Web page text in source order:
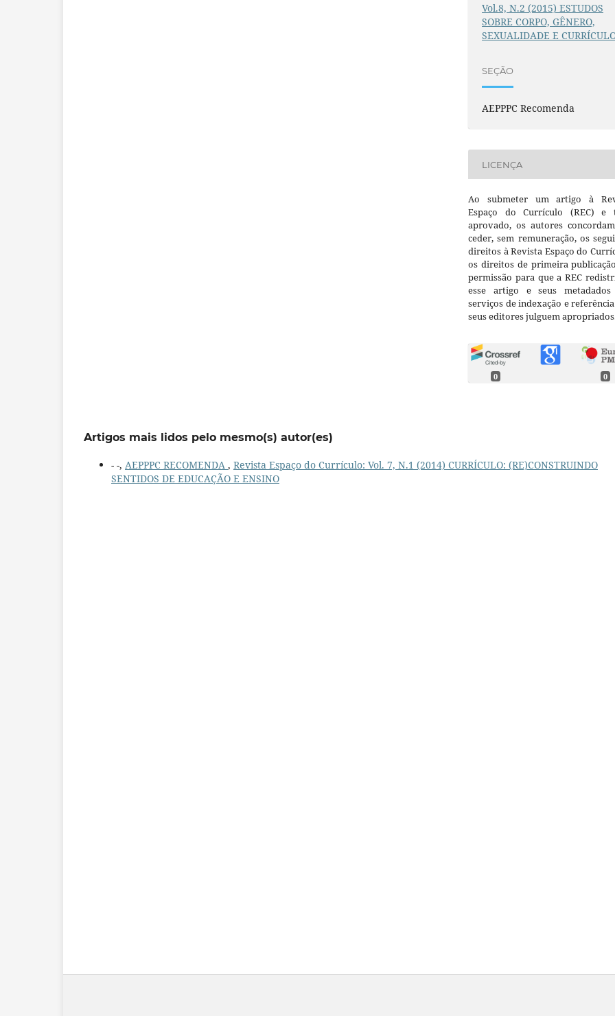
Vol.8, N.2 (2015) ESTUDOS
SOBRE CORPO, GÊNERO,
SEXUALIDADE E
SEÇÃO
AEPPPC Recomenda
LICENÇA
Ao submeter um artigo à
Espaço do Currículo (REC) e
aprovado, os autores
ceder, sem remuneração, os
direitos à Revista Espaço do
os direitos de primeira
permissão para que a REC
esse artigo e seus metadados
serviços de indexação e
seus editores julguem
0 0
Artigos mais lidos pelo mesmo(s) autor(es)
- -, AEPPPC RECOMENDA , Revista Espaço do Currículo: Vol. 7, N.1 (2014) CURRÍCULO: (RE)CONSTRUINDO
SENTIDOS DE EDUCAÇÃO E ENSINO